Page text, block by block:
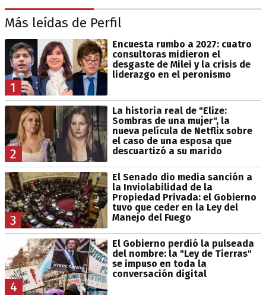
Más leídas de Perfil
1
Encuesta rumbo a 2027: cuatro
consultoras midieron el
desgaste de Milei y la crisis de
liderazgo en el peronismo
2
La historia real de "Elize:
Sombras de una mujer", la
nueva película de Netflix sobre
el caso de una esposa que
descuartizó a su marido
3
El Senado dio media sanción a
la Inviolabilidad de la
Propiedad Privada: el Gobierno
tuvo que ceder en la Ley del
Manejo del Fuego
4
El Gobierno perdió la pulseada
del nombre: la "Ley de Tierras"
se impuso en toda la
conversación digital